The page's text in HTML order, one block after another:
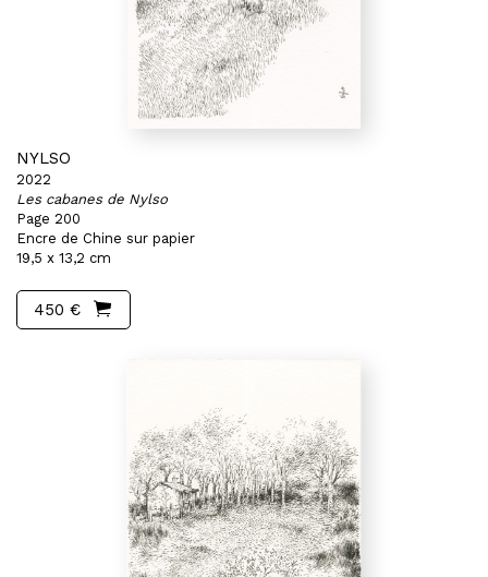
NYLSO
2022
Les cabanes de Nylso
Page 200
Encre de Chine sur papier
19,5 x 13,2 cm
450 €